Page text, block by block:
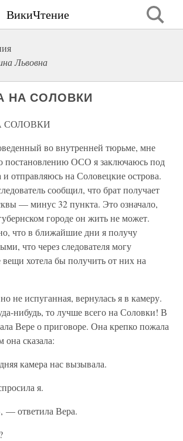
ВикиЧтение
Львовна
НА СОЛОВКИ
СОЛОВКИ
во внутренней тюрьме, мне
постановлению ОСО я заключаюсь под
и отправляюсь на Соловецкие острова.
сообщил, что брат получает
— минус 32 пункта. Это означало,
городе он жить не может.
что в ближайшие дни я получу
что через следователя могу
хотела бы получить от них на
не испуганная, вернулась я в камеру.
нибудь, то лучше всего на Соловки! В
Вере о приговоре. Она крепко пожала
сказала:
камера нас вызывала.
я.
ответила Вера.